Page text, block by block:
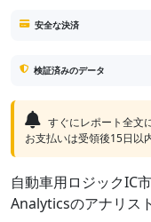
安全な決済
検証済みのデータ
すぐにレポート全文
お支払いは受領後15日以
自動車用ロジックIC
Analyticsのアナリス